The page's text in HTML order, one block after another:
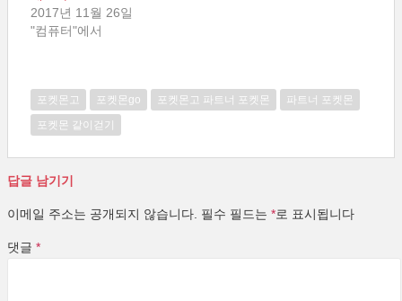
2017년 11월 26일
"컴퓨터"에서
포켓몬고 포켓몬go 포켓몬고 파트너 포켓몬
파트너 포켓몬
포켓몬 같이걷기
답글 남기기
이메일 주소는 공개되지 않습니다. 필수 필드는 *로 표시됩니다
댓글 *